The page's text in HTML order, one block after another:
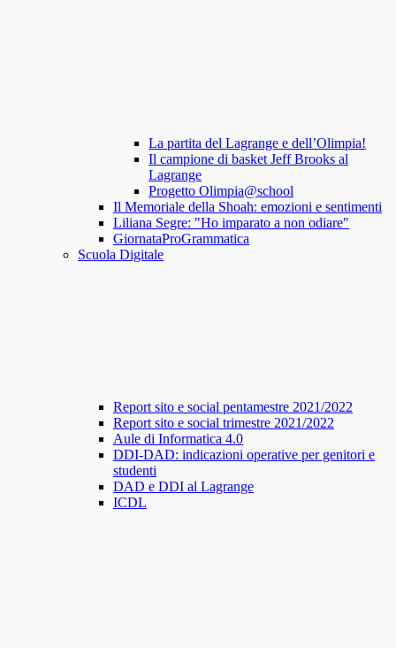
La partita del Lagrange e dell’Olimpia!
Il campione di basket Jeff Brooks al
Lagrange
Progetto Olimpia@school
Il Memoriale della Shoah: emozioni e sentimenti
Liliana Segre: "Ho imparato a non odiare"
GiornataProGrammatica
Scuola Digitale
Report sito e social pentamestre 2021/2022
Report sito e social trimestre 2021/2022
Aule di Informatica 4.0
DDI-DAD: indicazioni operative per genitori e
studenti
DAD e DDI al Lagrange
ICDL